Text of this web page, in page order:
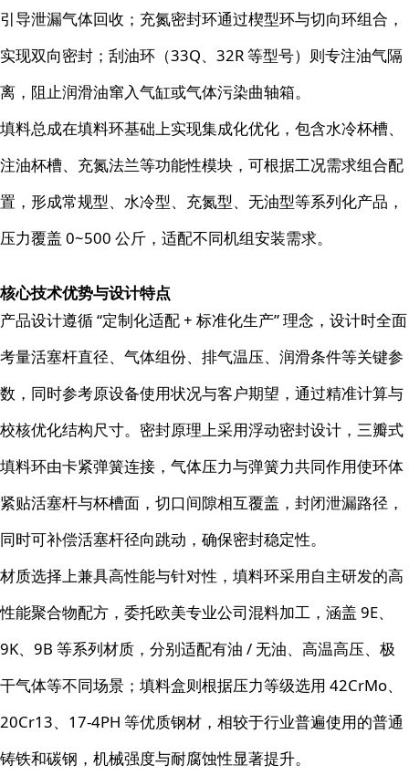
引导泄漏气体回收；充氮密封环通过楔型环与切向环组合，
实现双向密封；刮油环（33Q、32R 等型号）则专注油气隔
离，阻止润滑油窜入气缸或气体污染曲轴箱。
填料总成在填料环基础上实现集成化优化，包含水冷杯槽、
注油杯槽、充氮法兰等功能性模块，可根据工况需求组合配
置，形成常规型、水冷型、充氮型、无油型等系列化产品，
压力覆盖 0~500 公斤，适配不同机组安装需求。
核心技术优势与设计特点
产品设计遵循 “定制化适配 + 标准化生产” 理念，设计时全面
考量活塞杆直径、气体组份、排气温压、润滑条件等关键参
数，同时参考原设备使用状况与客户期望，通过精准计算与
校核优化结构尺寸。密封原理上采用浮动密封设计，三瓣式
填料环由卡紧弹簧连接，气体压力与弹簧力共同作用使环体
紧贴活塞杆与杯槽面，切口间隙相互覆盖，封闭泄漏路径，
同时可补偿活塞杆径向跳动，确保密封稳定性。
材质选择上兼具高性能与针对性，填料环采用自主研发的高
性能聚合物配方，委托欧美专业公司混料加工，涵盖 9E、
9K、9B 等系列材质，分别适配有油 / 无油、高温高压、极
干气体等不同场景；填料盒则根据压力等级选用 42CrMo、
20Cr13、17-4PH 等优质钢材，相较于行业普遍使用的普通
铸铁和碳钢，机械强度与耐腐蚀性显著提升。